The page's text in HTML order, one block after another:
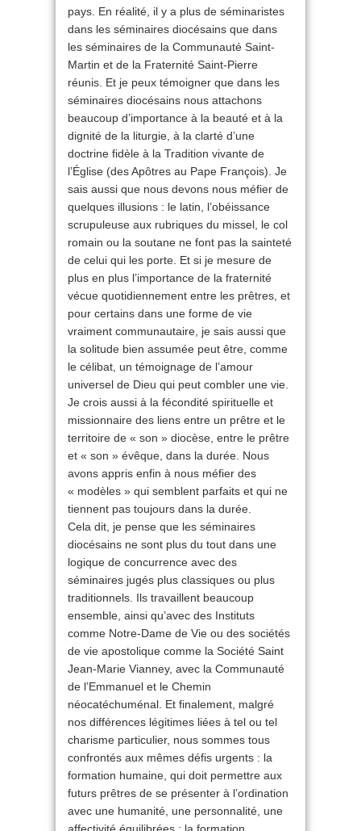
pays. En réalité, il y a plus de séminaristes
dans les séminaires diocésains que dans
les séminaires de la Communauté Saint-
Martin et de la Fraternité Saint-Pierre
réunis. Et je peux témoigner que dans les
séminaires diocésains nous attachons
beaucoup d’importance à la beauté et à la
dignité de la liturgie, à la clarté d’une
doctrine fidèle à la Tradition vivante de
l’Église (des Apôtres au Pape François). Je
sais aussi que nous devons nous méfier de
quelques illusions : le latin, l’obéissance
scrupuleuse aux rubriques du missel, le col
romain ou la soutane ne font pas la sainteté
de celui qui les porte. Et si je mesure de
plus en plus l’importance de la fraternité
vécue quotidiennement entre les prêtres, et
pour certains dans une forme de vie
vraiment communautaire, je sais aussi que
la solitude bien assumée peut être, comme
le célibat, un témoignage de l’amour
universel de Dieu qui peut combler une vie.
Je crois aussi à la fécondité spirituelle et
missionnaire des liens entre un prêtre et le
territoire de « son » diocèse, entre le prêtre
et « son » évêque, dans la durée. Nous
avons appris enfin à nous méfier des
« modèles » qui semblent parfaits et qui ne
tiennent pas toujours dans la durée.
Cela dit, je pense que les séminaires
diocésains ne sont plus du tout dans une
logique de concurrence avec des
séminaires jugés plus classiques ou plus
traditionnels. Ils travaillent beaucoup
ensemble, ainsi qu’avec des Instituts
comme Notre-Dame de Vie ou des sociétés
de vie apostolique comme la Société Saint
Jean-Marie Vianney, avec la Communauté
de l’Emmanuel et le Chemin
néocatéchuménal. Et finalement, malgré
nos différences légitimes liées à tel ou tel
charisme particulier, nous sommes tous
confrontés aux mêmes défis urgents : la
formation humaine, qui doit permettre aux
futurs prêtres de se présenter à l’ordination
avec une humanité, une personnalité, une